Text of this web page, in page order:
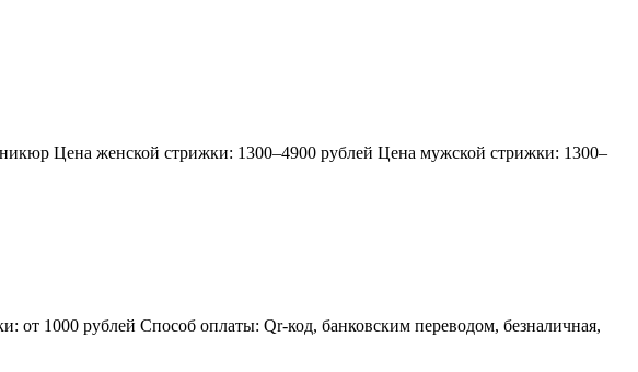
Цена женской стрижки: 1300–4900 рублей Цена мужской стрижки: 1300–
от 1000 рублей Способ оплаты: Qr-код, банковским переводом, безналичная,